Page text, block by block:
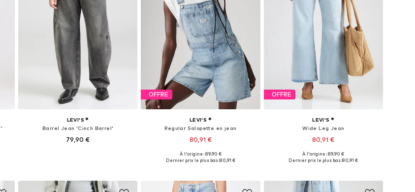
LEVI'S ®
Barrel Jean 'Cinch Barrel'
79,90 €
OFFRE
LEVI'S ®
Regular Salopette en jean
80,91 €
Tailles disponibles: XS, S, M, L
À l'origine : 89,90 €
Dernier prix le plus bas :80,91 €
OFFRE
LEVI'S ®
Wide Leg Jean
80,91 €
Disponible en plusieurs tailles
À l'origine : 89,90 €
Dernier prix le plus bas :80,91 €